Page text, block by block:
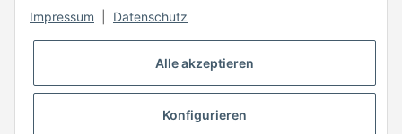
Mo - Fr 10:00 - 18:00
Mail: info @ megaphonic.de
Impressum Datenschutz
Alle akzeptieren
Konfigurieren